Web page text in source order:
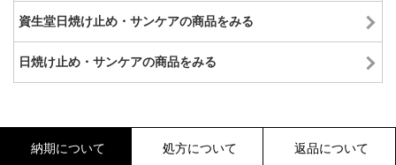
資生堂日焼け止め・サンケアの商品をみる
日焼け止め・サンケアの商品をみる
納期について 処方について 返品について